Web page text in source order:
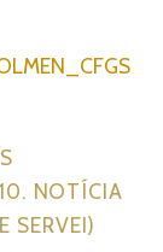
10. NOTÍCIA
SERVEI)